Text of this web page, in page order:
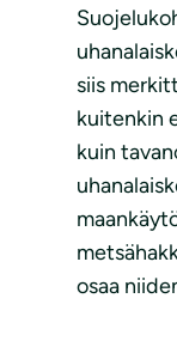
siis
kuitenkin
kuin
osaa